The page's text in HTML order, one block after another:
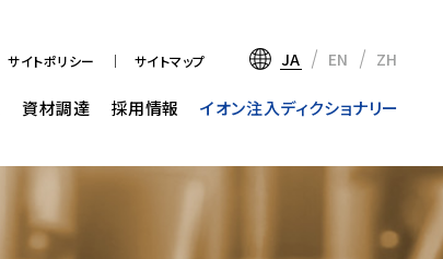
サイトポリシー サイトマップ JA EN ZH
資材調達 採用情報 イオン注入ディクショナリー